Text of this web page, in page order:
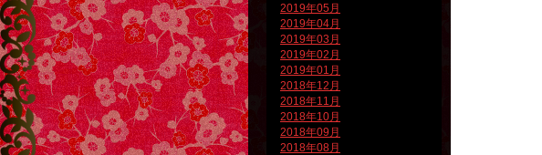
2019年05月
2019年04月
2019年03月
2019年02月
2019年01月
2018年12月
2018年11月
2018年10月
2018年09月
2018年08月